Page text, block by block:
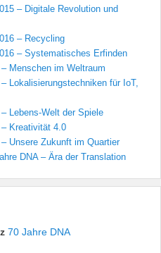
– Digitale Revolution und
– Recycling
– Systematisches Erfinden
Menschen im Weltraum
Lokalisierungstechniken für IoT,
Lebens-Welt der Spiele
Kreativität 4.0
Unsere Zukunft im Quartier
DNA – Ära der Translation
70 Jahre DNA